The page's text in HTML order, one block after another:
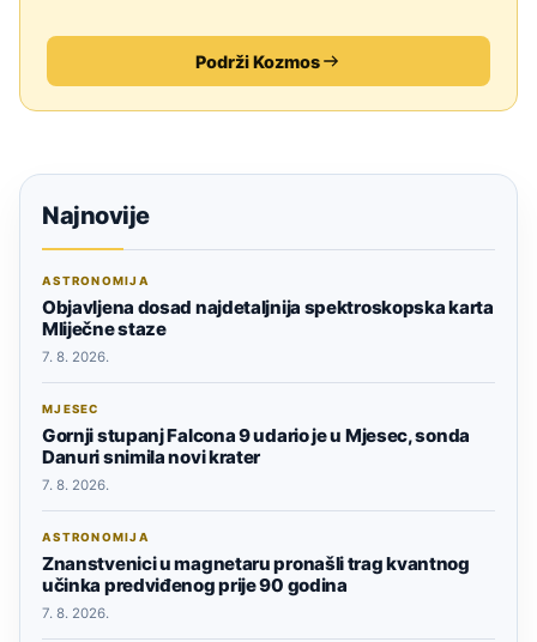
Podrži Kozmos
Najnovije
ASTRONOMIJA
Objavljena dosad najdetaljnija spektroskopska karta
Mliječne staze
7. 8. 2026.
MJESEC
Gornji stupanj Falcona 9 udario je u Mjesec, sonda
Danuri snimila novi krater
7. 8. 2026.
ASTRONOMIJA
Znanstvenici u magnetaru pronašli trag kvantnog
učinka predviđenog prije 90 godina
7. 8. 2026.